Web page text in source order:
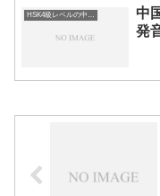
中
発